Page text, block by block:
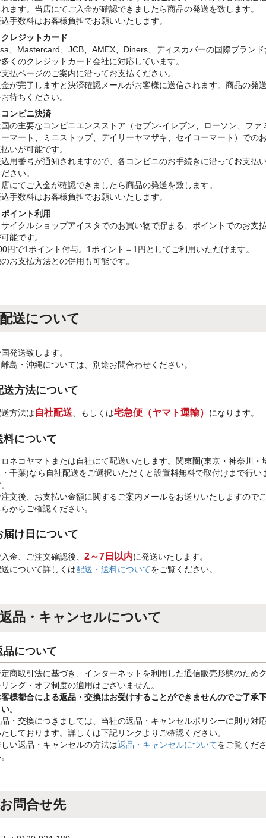
ます。当店にてご入金が確認できましたら商品の発送を致します。
手数料はお客様負担でお願いいたします。
レジットカード
、Mastercard、JCB、AMEX、Diners、ディスカバーの国際ブランド
くのクレジットカード会社に対応しています。
払ページのご案内に沿ってお支払ください。
が完了しますと決済確認メールがお客様に送信されます。商品の発
待ちください。
ンビニ決済
の主要なコンビニエンスストア（セブン-イレブン、ローソン、ファ
マート、ミニストップ、デイリーヤマザキ、セイコーマート）での
いが可能です。
用番号が通知されますので、各コンビニのお手続きに沿ってお支払
さい。
にてご入金が確認できましたら商品の発送を致します。
手数料はお客様負担でお願いいたします。
イント利用
イクルショップアイスタでのお買い物で貯まる、ポイントでのお支
能です。
円で1ポイント付与。1ポイント＝1円としてご利用いただけます。
お支払方法との併用も可能です。
配送について
発送致します。
島・沖縄については、別途お問合わせください。
送方法について
方法は自社配送、もしくは宅急便（ヤマト運輸） になります。
料について
ネコヤマトまたは自社にて配送いたします。関東圏(東京・神奈川・
千葉)なら自社配送をご選択いただくと設置料無料で取付けまで行い
文後、お支払い金額に関するご案内メールをお送りいたしますので
からご確認ください。
届け日について
金、ご注文確認後、 2～7日以内に発送いたします。
について詳しくは配送・送料についてをご覧ください。
返品・キャンセルについて
品について
商取引法に基づき、インターネットを利用した通信販売形態のため
ング・オフ制度の適用はございません。
様都合による返品・交換はお受けすることができませんのでご了承
。
・交換につきましては、当社の返品・キャンセルポリシーに則り対
しております。詳しくは下記リンクよりご確認ください。
い返品・キャンセルの方法は返品・キャンセルについてをご覧くだ
お問合せ先